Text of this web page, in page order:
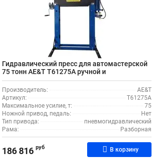
Гидравлический пресс для автомастерской
75 тонн AE&T Т61275А ручной и
пневмопривод
Производитель:
AE&T
Артикул:
T61275A
Максимальное усилие, т:
75
Ножной привод, педаль:
Нет
Тип привода:
пневмогидравлический
Рама:
Разборная
186 816 руб В корзину